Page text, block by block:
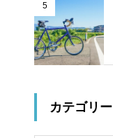
5
カテゴリー